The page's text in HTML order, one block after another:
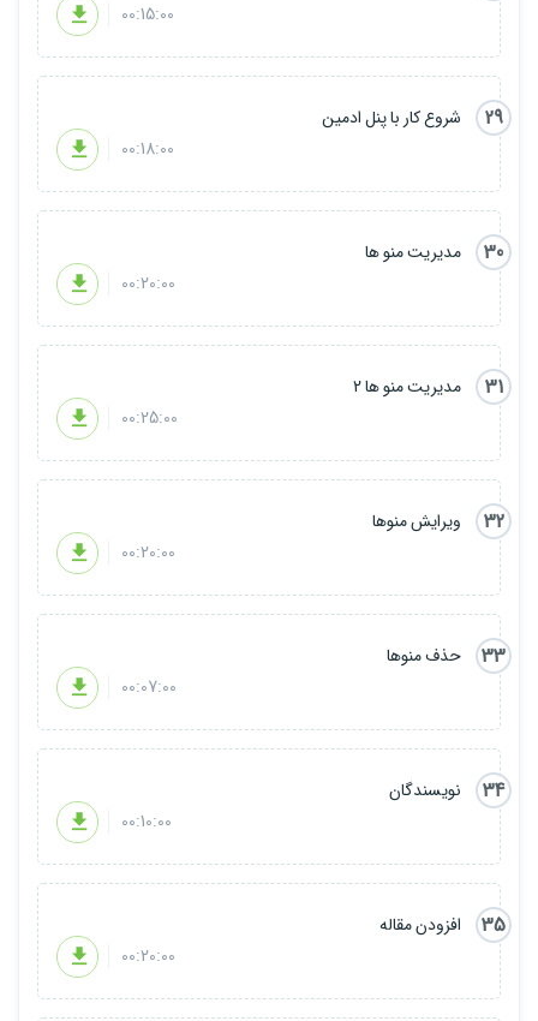
00:15:00
29
شروع کار با پنل ادمین
00:18:00
30
مدیریت منو ها
00:20:00
31
مدیریت منو ها 2
00:25:00
32
ویرایش منوها
00:20:00
33
حذف منوها
00:07:00
34
نویسندگان
00:10:00
35
افزودن مقاله
00:20:00